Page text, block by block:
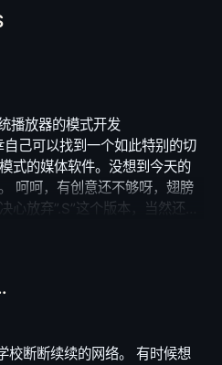
步，甚至连手机里联系人的来
Book了，智能得让人觉得
网络十分理想，不需要什么设
享文件，通过学校的虚拟拨号
P4506(2.66G with
ATI-PCIE，这
了。 我现在正在研究里面的x-
个软件。 对于Mac有任何疑问
探索，呵呵。
播放器的模式开发
己可以找到一个如此特别的切
式的媒体软件。没想到今天的
呵呵，有创意还不够呀，翅膀
放弃”.S”这个版本，当然还有
，为了那些忠实的用户；特
，陪伴我一起走过朋友们：
赋予我生命中最美丽的插曲。
校断断续续的网络。 有时候想